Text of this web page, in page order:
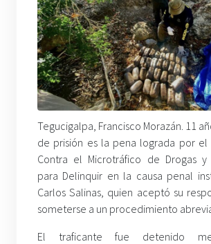
Tegucigalpa, Francisco Morazán. 11
de prisión es la pena lograda por el
Contra el Microtráfico de Drogas y
para Delinquir en la causa penal
Carlos Salinas, quien aceptó su
someterse a un procedimiento
El traficante fue detenido